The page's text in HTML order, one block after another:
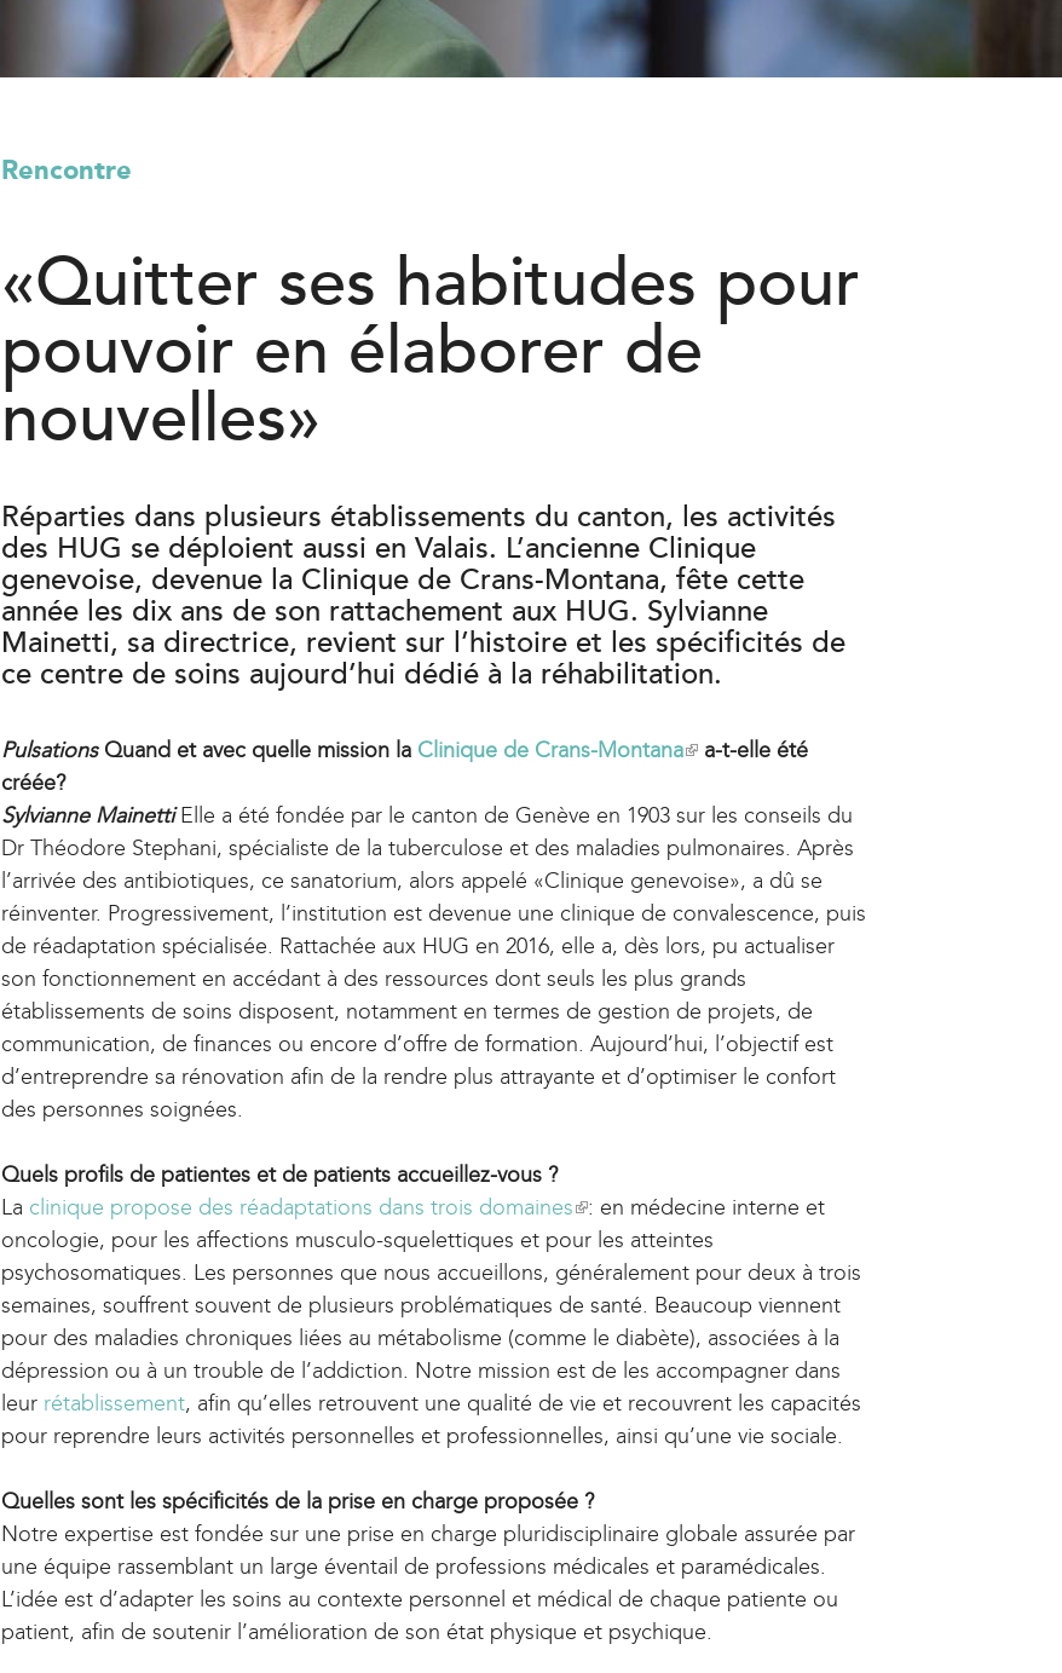
Rencontre
«Quitter ses habitudes pour
pouvoir en élaborer de
nouvelles»
Réparties dans plusieurs établissements du canton, les activités
des HUG se déploient aussi en Valais. L’ancienne Clinique
genevoise, devenue la Clinique de Crans-Montana, fête cette
année les dix ans de son rattachement aux HUG. Sylvianne
Mainetti, sa directrice, revient sur l’histoire et les spécificités de
ce centre de soins aujourd’hui dédié à la réhabilitation.
Pulsations Quand et avec quelle mission la Clinique de Crans-Montana(
i
n
k
i
s
e
x
t
e
l
)
a-t-elle été
créée?
Sylvianne MainettiElle a été fondée par le canton de Genève en 1903 sur les conseils du
Dr Théodore Stephani, spécialiste de la tuberculose et des maladies pulmonaires. Après
l’arrivée des antibiotiques, ce sanatorium, alors appelé «Clinique genevoise», a dû se
réinventer. Progressivement, l’institution est devenue une clinique de convalescence, puis
de réadaptation spécialisée. Rattachée aux HUG en 2016, elle a, dès lors, pu actualiser
son fonctionnement en accédant à des ressources dont seuls les plus grands
établissements de soins disposent, notamment en termes de gestion de projets, de
communication, de finances ou encore d’offre de formation. Aujourd’hui, l’objectif est
d’entreprendre sa rénovation afin de la rendre plus attrayante et d’optimiser le confort
des personnes soignées.
Quels profils de patientes et de patients accueillez-vous ?
La clinique propose des réadaptations dans trois domaines(
l
i
n
k
i
s
e
t
e
r
n
a
: en médecine interne et
oncologie, pour les affections musculo-squelettiques et pour les atteintes
psychosomatiques. Les personnes que nous accueillons, généralement pour deux à trois
semaines, souffrent souvent de plusieurs problématiques de santé. Beaucoup viennent
pour des maladies chroniques liées au métabolisme (comme le diabète), associées à la
dépression ou à un trouble de l’addiction. Notre mission est de les accompagner dans
leur rétablissement, afin qu’elles retrouvent une qualité de vie et recouvrent les capacités
pour reprendre leurs activités personnelles et professionnelles, ainsi qu’une vie sociale.
Quelles sont les spécificités de la prise en charge proposée ?
Notre expertise est fondée sur une prise en charge pluridisciplinaire globale assurée par
une équipe rassemblant un large éventail de professions médicales et paramédicales.
L’idée est d’adapter les soins au contexte personnel et médical de chaque patiente ou
patient, afin de soutenir l’amélioration de son état physique et psychique.